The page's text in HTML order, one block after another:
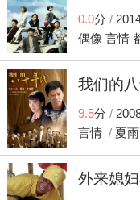
思虑决定调查的事情。
由于案子与快递有关，
递员按照她的话去做事
计频频向快递员抛媚
的话做事。 关谷并不
递员询问一些可疑的线
意撒谎说了一些子虚乌
功书册，为了练成书册
每天烧了热水将水放到
外，曾贤还摆出平板电
游戏，经过坚持不懈的
0.0分 /
偶像 言情
我们的
9.5分 /
言情 / 夏雨
外来媳